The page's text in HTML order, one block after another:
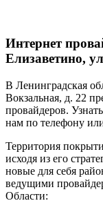
Интернет
Елизаветино,
В Ленинградская
Вокзальная, д. 22
провайдеров.
нам по телефону
Территория
исходя из его
новые для себя
ведущими
Области: